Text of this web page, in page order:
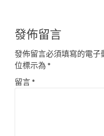
發佈留言
發佈留言必須填寫的電子
位標示為 *
留言*